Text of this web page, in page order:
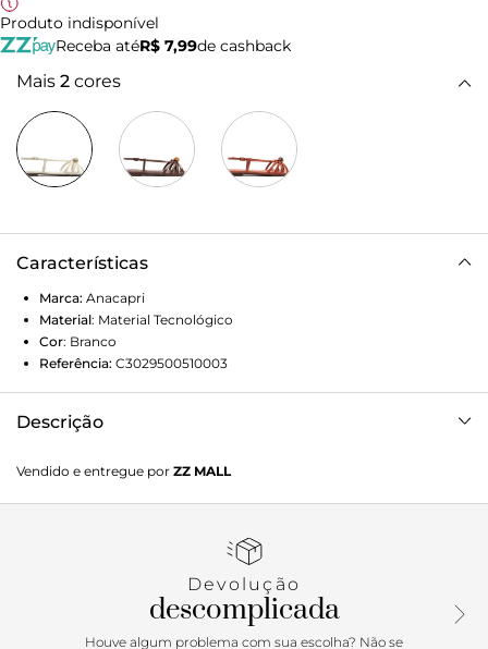
Produto indisponível
Receba atéR$ 7,99de cashback
Mais 2 cores
Características
Marca: Anacapri
Material: Material Tecnológico
Cor: Branco
Referência: C3029500510003
Descrição
branca. O modelo de biqueira arredondada, possui solado
emborrachado, com leve saltinho traseiro. Apresenta
por maxi adorno redondo em pedraria colorida, com
do pé, presas pelas laterais. Traz fecho em fivela regulável
em tira que contorna o calcanhar. Apresenta palmilha
emborrachada confortável, no mesmo tom da rasteirinha,
Vendido e entregue por ZZ MALL
Devolução
descomplicada
Houve algum problema com sua escolha? Não se